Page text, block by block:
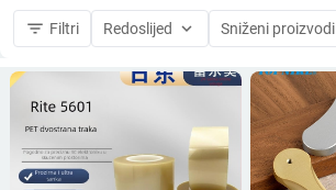
filter_list Filtri Redoslijed keyboard_arrow_down Sniženi proizvodi